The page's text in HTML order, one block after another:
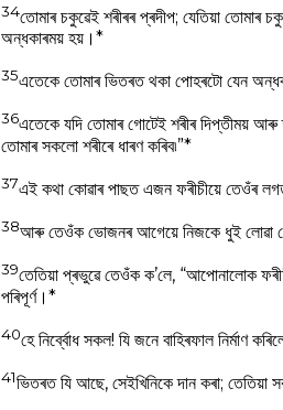
34তোমাৰ চকুৱেই শৰীৰৰ প্ৰদীপ; যেতিয়া তোমাৰ
অন্ধকাৰময় হয়।*
35এতেকে তোমাৰ ভিতৰত থকা পোহৰটো যেন
36এতেকে যদি তোমাৰ গোটেই শৰীৰ দিপ্তীময়
তোমাৰ সকলো শৰীৰে ধাৰণ কৰিব৷”*
37এই কথা কোৱাৰ পাছত এজন ফৰীচীয়ে তেওঁৰ
38আৰু তেওঁক ভোজনৰ আগেয়ে নিজকে ধুই লোৱা
39তেতিয়া প্ৰভুৱে তেওঁক ক’লে, “আপোনালোক
পৰিপূর্ণ।*
40হে নির্ব্বোধ সকল! যি জনে বাহিৰফাল নির্মাণ
41ভিতৰত যি আছে, সেইখিনিকে দান কৰা;